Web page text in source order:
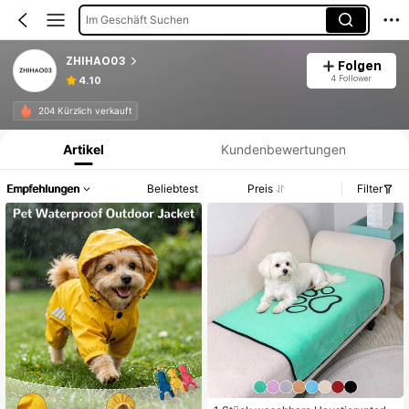
Im Geschäft Suchen
ZHIHAO03
4.10
Folgen
4 Follower
204 Kürzlich verkauft
Produktinformation: Preisangabe, Verkaufs- und Lagerbestandsdetails.
Artikel Kundenbewertungen
Empfehlungen Beliebtest Preis Filter